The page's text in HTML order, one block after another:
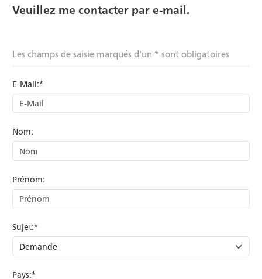
Veuillez me contacter par e-mail.
Les champs de saisie marqués d'un * sont obligatoires
E-Mail:*
Nom:
Prénom:
Sujet:*
Pays:*